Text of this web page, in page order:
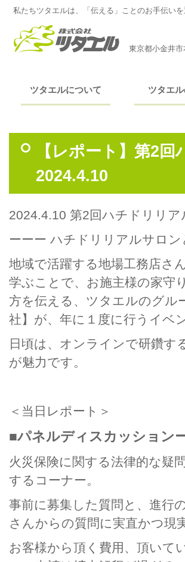
私たちツタエルは、「伝える」ことのお手伝い
東京都小金井
ツタエルについて ツタエ
【レポート】第2
2024.4.10
2024.4.10 第2回ハチドリリ
ーーー ハチドリリアルサロン
地域で活躍する地場工務店さ
学ぶことで、お施主様の家守
方を伝える、ツタエルのグル
社】が、年に１度に行うイベ
日頃は、オンラインで研鑽す
が魅力です。
＜当日レポート＞
■パネルディスカッション
火災保険に関する法律的な疑
するコーナー。
事前に募集した質問と、進行
さんからの質問に実直かつ現
お客様から頂く費用、頂いて